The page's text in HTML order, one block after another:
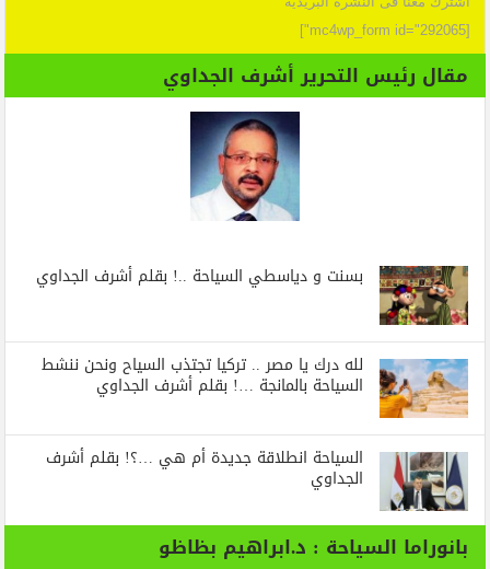
[mc4wp_form id="292065"]
مقال رئيس التحرير أشرف الجداوي
بسنت و دياسطي السياحة ..! بقلم أشرف الجداوي
لله درك يا مصر .. تركيا تجتذب السياح ونحن ننشط
السياحة بالمانجة …! بقلم أشرف الجداوي
السياحة انطلاقة جديدة أم هي …؟! بقلم أشرف
الجداوي
بانوراما السياحة : د.ابراهيم بظاظو